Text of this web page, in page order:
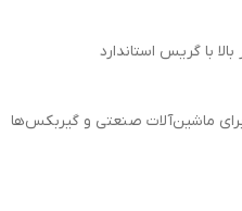
با گریس استاندارد
ماشین‌آلات صنعتی و گیربکس‌ها